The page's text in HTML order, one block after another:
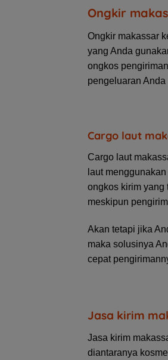
Ongkir
Ongkir makassar
yang Anda
ongkos
pengeluaran
Cargo laut
Cargo laut
laut
ongkos kirim yang
meskipun
Akan tetapi jika
maka solusinya
cepat
Jasa kirim
Jasa kirim
diantaranya